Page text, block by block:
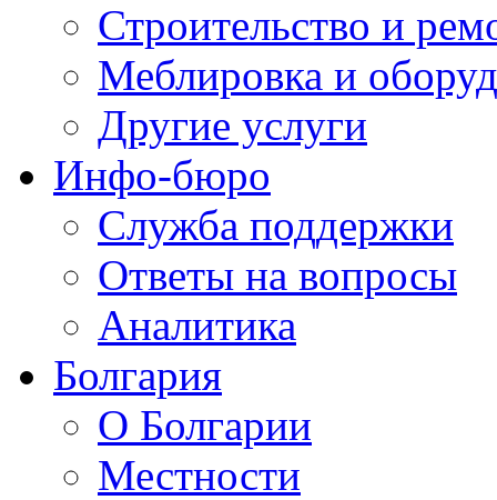
Строительство и
Меблировка и
Другие услуги
Инфо-бюро
Служба поддержки
Ответы на вопросы
Аналитика
Болгария
О Болгарии
Местности